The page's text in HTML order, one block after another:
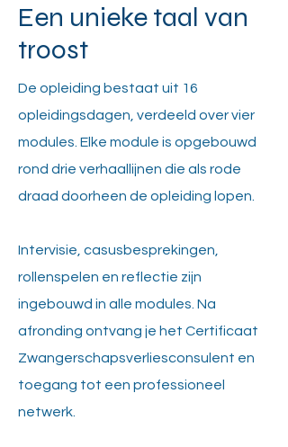
Een unieke taal van
troost
De opleiding bestaat uit 16
opleidingsdagen, verdeeld over vier
modules. Elke module is opgebouwd
rond drie verhaallijnen die als rode
draad doorheen de opleiding lopen.
Intervisie, casusbesprekingen,
rollenspelen en reflectie zijn
ingebouwd in alle modules. Na
afronding ontvang je het Certificaat
Zwangerschapsverliesconsulent en
toegang tot een professioneel
netwerk.